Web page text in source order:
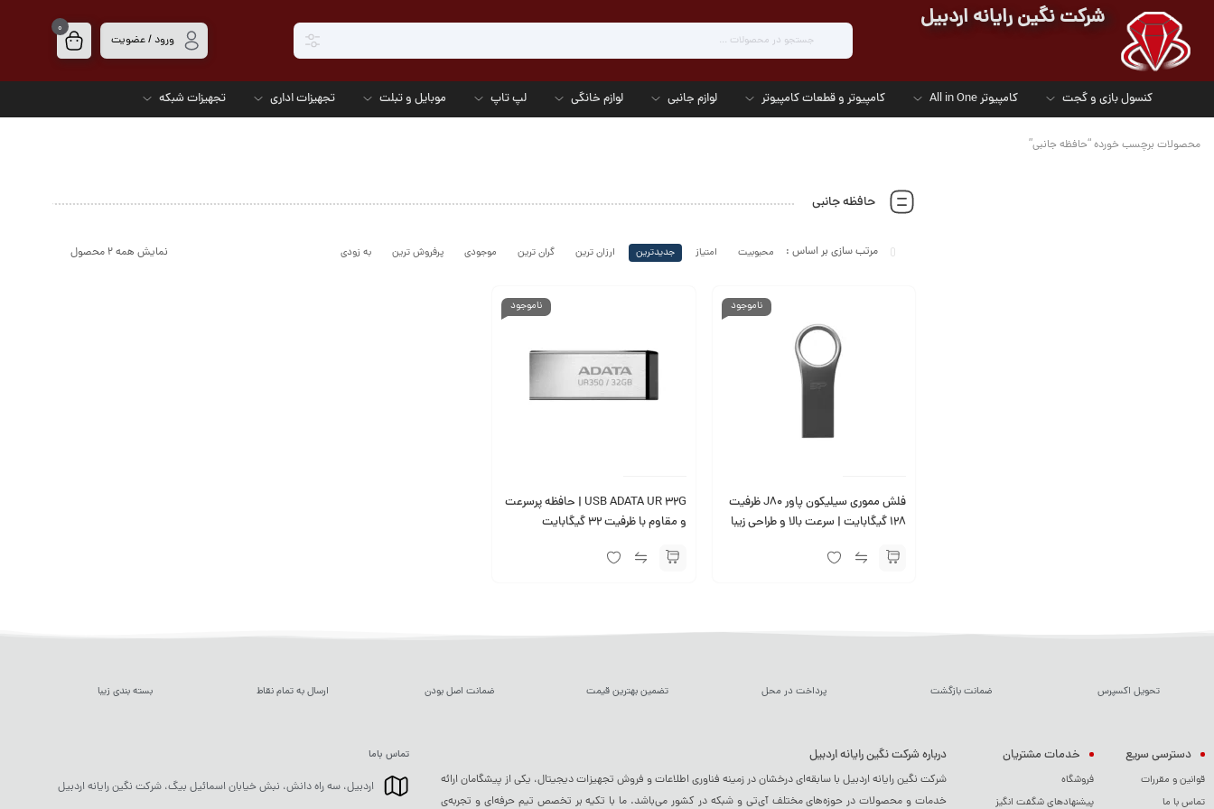
شرکت نگین رایانه اردبیل
ورود / عضویت
0
کنسول بازی و گجت کامپیوتر All in One کامپیوتر و قطعات کامپیوتر لوازم جانبی لوازم خانگی لپ تاپ موبایل و تبلت تجهیزات اداری تجهیزات شبکه
محصولات برچسب خورده “حافظه جانبی”
حافظه جانبی
نمایش همه 2 محصول محبوبیت امتیاز جدیدترین ارزان ترین گران ترین موجودی پرفروش ترین به زودی
ناموجود
فلش مموری سیلیکون پاور J80 ظرفیت
128 گیگابایت | سرعت بالا و طراحی زیبا
ناموجود
USB ADATA UR 32G | حافظه پرسرعت
و مقاوم با ظرفیت 32 گیگابایت
تحویل اکسپرس ضمانت بازگشت پرداخت در محل تضمین بهترین قیمت ضمانت اصل بودن ارسال به تمام نقاط بسته بندی زیبا
دسترسی سریع
قوانین و مقررات
تماس با ما
خدمات مشتریان
فروشگاه
پیشنهادهای شگفت انگیز
درباره شرکت نگین رایانه اردبیل
شرکت نگین رایانه اردبیل با سابقه‌ای درخشان در زمینه فناوری اطلاعات و فروش تجهیزات دیجیتال، یکی از پیشگامان ارائه
خدمات و محصولات در حوزه‌های مختلف آی‌تی و شبکه در کشور می‌باشد. ما با تکیه بر تخصص تیم حرفه‌ای و تجربه‌ی
تماس باما
اردبیل، سه راه دانش، نبش خیابان اسمائیل بیگ، شرکت نگین رایانه اردبیل